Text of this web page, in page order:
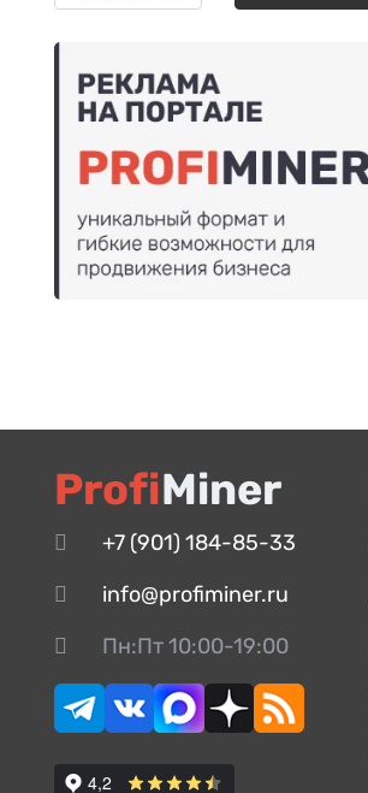
ProfiMiner
+7 (901) 184-85-33
info@profiminer.ru
Пн:Пт 10:00-19:00